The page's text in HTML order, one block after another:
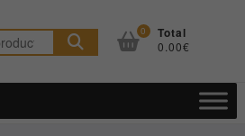
Buscar
por:
0 Total
0.00€